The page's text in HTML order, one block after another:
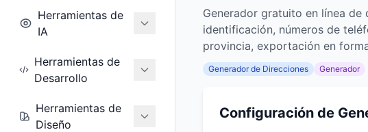
Herramientas de
IA
Herramientas de
Desarrollo
Herramientas de
Diseño
Generador gratuito en línea de
identificación, números de
provincia, exportación en
Generador de Direcciones Generador
Configuración de